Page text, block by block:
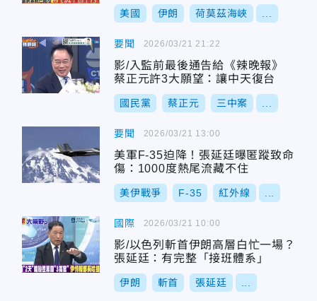
美國 伊朗 荷莫茲海峽
要聞
影/入監前最後通告給《辣晚報》
蔡正元許3大願望：讓中天復台
國民黨 蔡正元 三中案
2026/03/21 21:22
要聞
美軍F-35迫降！張延廷曝匿蹤致命
傷：1000度熱尾流藏不住
美伊戰爭 F-35 紅外線
2026/03/21 13:00
國際
影/以色列斬首伊朗高層白忙一場？
張延廷：有完整「接班體系」
伊朗 斬首 張延廷
2026/03/21 10:00